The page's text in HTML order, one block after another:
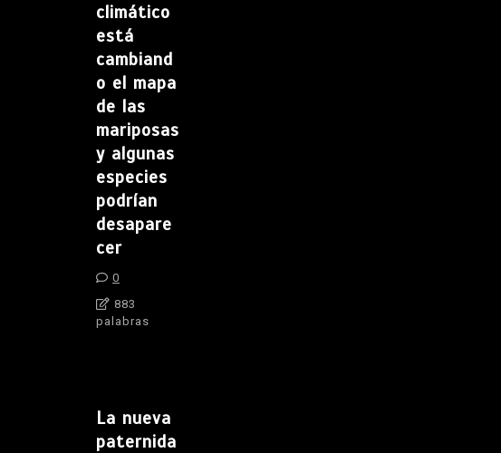
climático
está
cambiand
o el mapa
de las
mariposas
y algunas
especies
podrían
desapare
cer
0
883
palabras
La nueva
paternida